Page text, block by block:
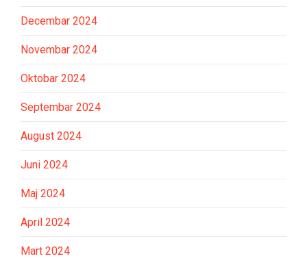
Decembar 2024
Novembar 2024
Oktobar 2024
Septembar 2024
August 2024
Juni 2024
Maj 2024
April 2024
Mart 2024